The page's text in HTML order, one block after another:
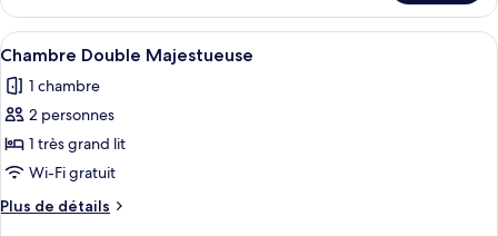
le
type
de
Chambre
Deluxe
Afficher
toutes
les
photos
pour
ce
type
de
Une chambre d’hôtel avec un
12
Chambre Double Majestueuse
1 chambre
2 personnes
1 très grand lit
Wi-Fi gratuit
Plus de détails
Plus